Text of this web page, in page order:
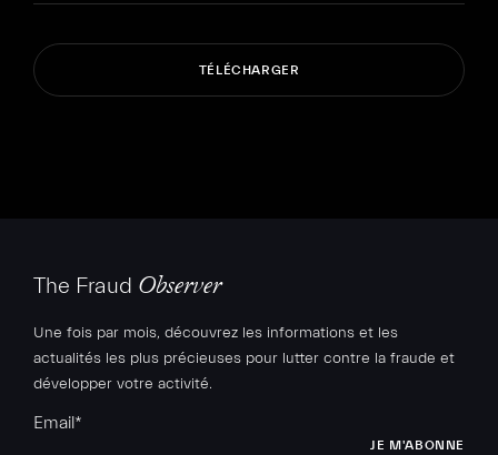
The Fraud Observer
Une fois par mois, découvrez les informations et les
actualités les plus précieuses pour lutter contre la fraude et
développer votre activité.
Email*